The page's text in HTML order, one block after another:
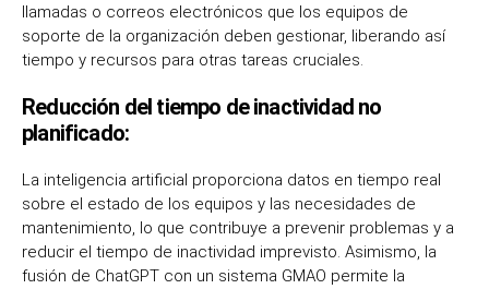
llamadas o correos electrónicos que los equipos de
soporte de la organización deben gestionar, liberando así
tiempo y recursos para otras tareas cruciales.
Reducción del tiempo de inactividad no
planificado:
La inteligencia artificial proporciona datos en tiempo real
sobre el estado de los equipos y las necesidades de
mantenimiento, lo que contribuye a prevenir problemas y a
reducir el tiempo de inactividad imprevisto. Asimismo, la
fusión de ChatGPT con un sistema GMAO permite la